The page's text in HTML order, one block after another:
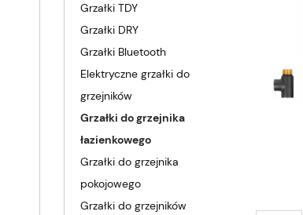
Grzałki TDY
Grzałki DRY
Grzałki Bluetooth
Elektryczne grzałki do
grzejników
Grzałki do grzejnika
łazienkowego
Grzałki do grzejnika
pokojowego
Grzałki do grzejników